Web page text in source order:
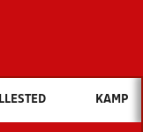
vil du søge efter?
OG NYHEDER
KAMP